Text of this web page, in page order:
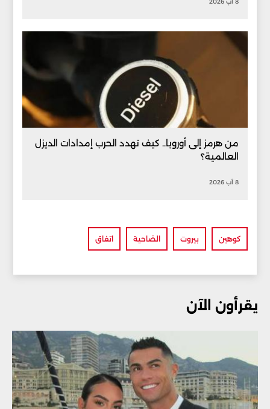
من هرمز إلى أوروبا.. كيف تهدد الحرب إمدادات الديزل
العالمية؟
8 آب 2026
كوهين بيروت الضاحية اتفاق
يقرأون الآن